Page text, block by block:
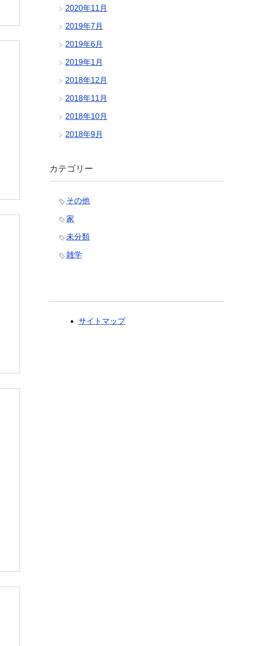
2020年11月
2019年7月
2019年6月
2019年1月
2018年12月
2018年11月
2018年10月
2018年9月
カテゴリー
その他
家
未分類
雑学
サイトマップ